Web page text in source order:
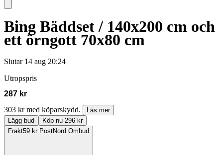
Bing Bäddset / 140x200 cm och
ett örngott 70x80 cm
Slutar 14 aug 20:24
Utropspris
287 kr
303 kr med köparskydd.
Läs mer
Lägg bud
Köp nu 296 kr
Frakt59 kr PostNord Ombud